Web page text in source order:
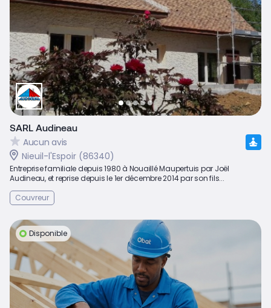
SARL Audineau
Aucun avis
Nieuil-l'Espoir (86340)
Entreprise familiale depuis 1980 à Nouaillé Maupertuis par Joël
Audineau, et reprise depuis le 1er décembre 2014 par son fils...
Couvreur
Disponible